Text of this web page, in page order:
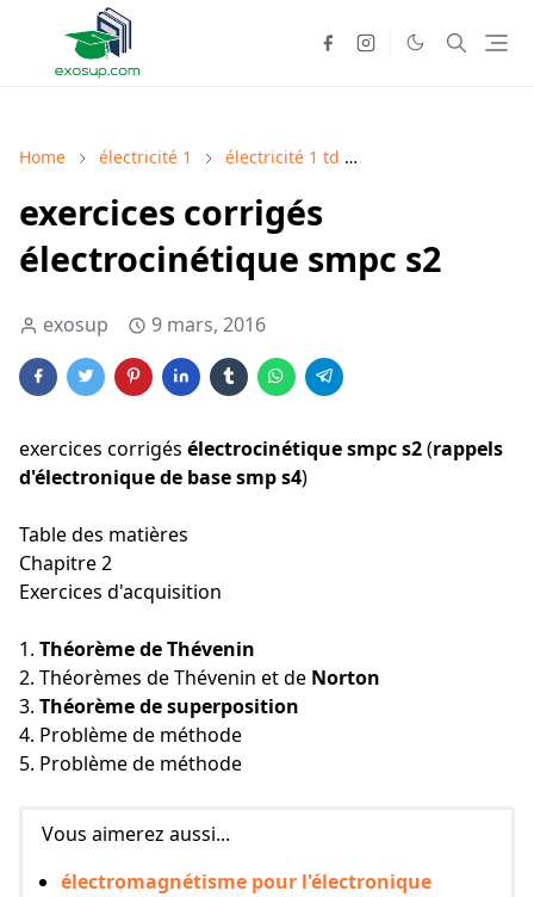
Home électricité 1 électricité 1 td
exercices corrigés
électrocinétique smpc s2
exosup 9 mars, 2016
exercices corrigés électrocinétique smpc s2(rappels
d'électronique de base smp s4)
Table des matières
Chapitre 2
Exercices d'acquisition
1. Théorème de Thévenin
2. Théorèmes de Thévenin et de Norton
3. Théorème de superposition
4. Problème de méthode
5. Problème de méthode
Vous aimerez aussi...
électromagnétisme pour l'électronique